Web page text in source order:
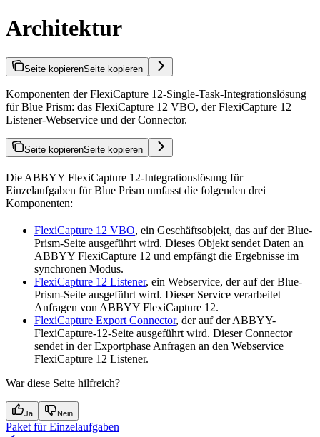
Architektur
Seite kopierenSeite kopieren
Komponenten der FlexiCapture 12-Single-Task-Integrationslösung
für Blue Prism: das FlexiCapture 12 VBO, der FlexiCapture 12
Listener-Webservice und der Connector.
Seite kopierenSeite kopieren
Die ABBYY FlexiCapture 12-Integrationslösung für
Einzelaufgaben für Blue Prism umfasst die folgenden drei
Komponenten:
FlexiCapture 12 VBO, ein Geschäftsobjekt, das auf der Blue-
Prism-Seite ausgeführt wird. Dieses Objekt sendet Daten an
ABBYY FlexiCapture 12 und empfängt die Ergebnisse im
synchronen Modus.
FlexiCapture 12 Listener, ein Webservice, der auf der Blue-
Prism-Seite ausgeführt wird. Dieser Service verarbeitet
Anfragen von ABBYY FlexiCapture 12.
FlexiCapture Export Connector, der auf der ABBYY-
FlexiCapture-12-Seite ausgeführt wird. Dieser Connector
sendet in der Exportphase Anfragen an den Webservice
FlexiCapture 12 Listener.
War diese Seite hilfreich?
Ja Nein
Paket für Einzelaufgaben